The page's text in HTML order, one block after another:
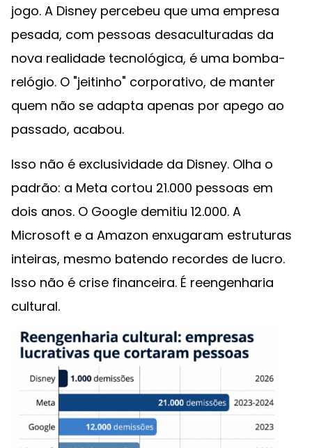
jogo. A Disney percebeu que uma empresa
pesada, com pessoas desaculturadas da
nova realidade tecnológica, é uma bomba-
relógio. O "jeitinho" corporativo, de manter
quem não se adapta apenas por apego ao
passado, acabou.
Isso não é exclusividade da Disney. Olha o
padrão: a Meta cortou 21.000 pessoas em
dois anos. O Google demitiu 12.000. A
Microsoft e a Amazon enxugaram estruturas
inteiras, mesmo batendo recordes de lucro.
Isso não é crise financeira. É reengenharia
cultural.